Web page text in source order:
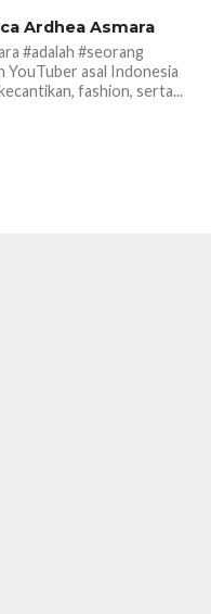
Ardhea Asmara
#adalah #seorang
YouTuber asal Indonesia
fashion, serta...